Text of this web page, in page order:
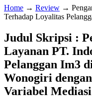
Home → Review →
Terhadap Loyalitas
Judul Skripsi :
Layanan PT.
Pelanggan Im3
Wonogiri
Variabel Mediasi